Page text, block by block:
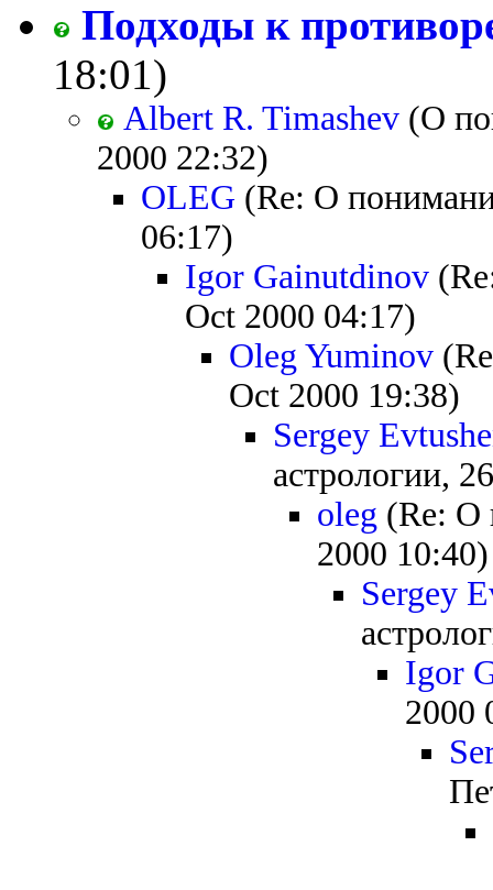
Подходы к
18:01)
Albert R. Timashev (О
2000 22:32)
OLEG (Re: О
06:17)
Igor Gainutdinov
Oct 2000 04:17)
Oleg Yuminov
Oct 2000 19:38)
Sergey
астрологии,
oleg (Re: О
2000 10:40)
Sergey
Igor
2000